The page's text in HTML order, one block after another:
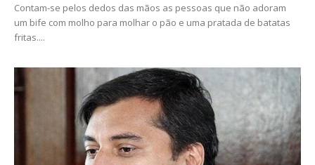
Contam-se pelos dedos das mãos as pessoas que não adoram
um bife com molho para molhar o pão e uma pratada de batatas
fritas....